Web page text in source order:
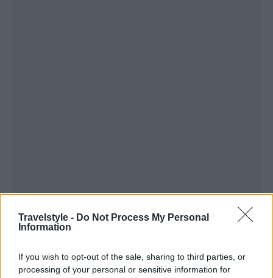
Travelstyle - Do Not Process My Personal
Information
If you wish to opt-out of the sale, sharing to third parties, or
processing of your personal or sensitive information for
Επίσης, μέσα στον οικισμό βρίσκεται και ο
αρχαιολογικός χώρος όπου λειτουργούσε το
Λουτρό, το οποίο κατασκευάστηκε στα τέλη της